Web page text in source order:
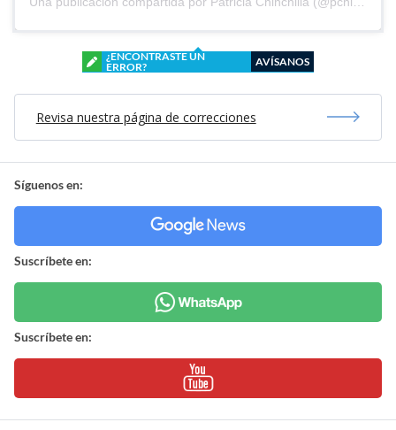
¿ENCONTRASTE UN
ERROR?
AVÍSANOS
Revisa nuestra página de correcciones
Síguenos en:
Suscríbete en:
Suscríbete en: